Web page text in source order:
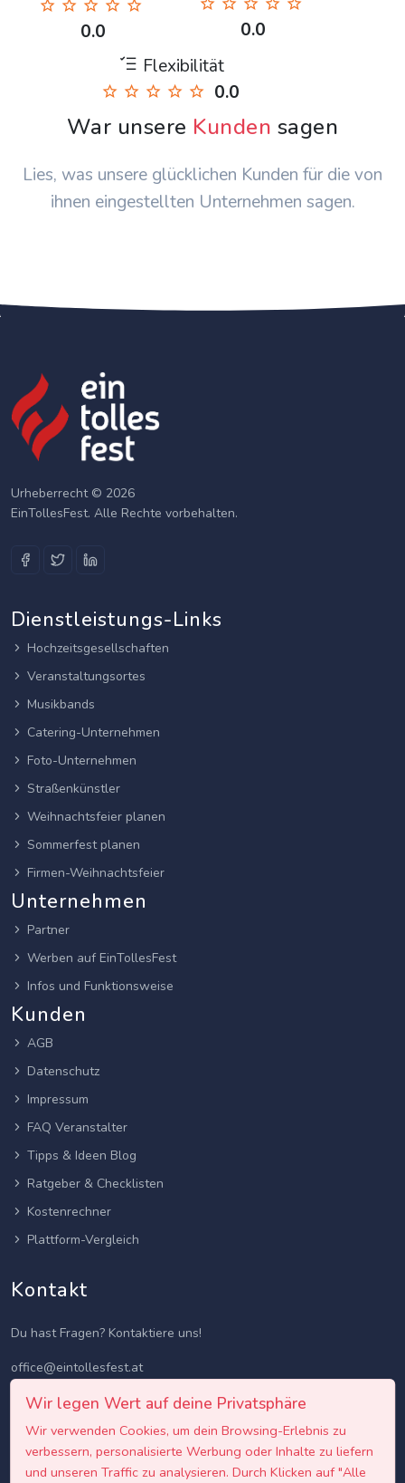
0.0
0.0
Flexibilität
0.0
War unsere Kunden sagen
Lies, was unsere glücklichen Kunden für die von
ihnen eingestellten Unternehmen sagen.
Urheberrecht © 2026
EinTollesFest. Alle Rechte vorbehalten.
Dienstleistungs-Links
Hochzeitsgesellschaften
Veranstaltungsortes
Musikbands
Catering-Unternehmen
Foto-Unternehmen
Straßenkünstler
Weihnachtsfeier planen
Sommerfest planen
Firmen-Weihnachtsfeier
Unternehmen
Partner
Werben auf EinTollesFest
Infos und Funktionsweise
Kunden
AGB
Datenschutz
Impressum
FAQ Veranstalter
Tipps & Ideen Blog
Ratgeber & Checklisten
Kostenrechner
Plattform-Vergleich
Kontakt
Du hast Fragen? Kontaktiere uns!
office@eintollesfest.at
Wir legen Wert auf deine Privatsphäre
Wir verwenden Cookies, um dein Browsing-Erlebnis zu
verbessern, personalisierte Werbung oder Inhalte zu liefern
und unseren Traffic zu analysieren. Durch Klicken auf "Alle